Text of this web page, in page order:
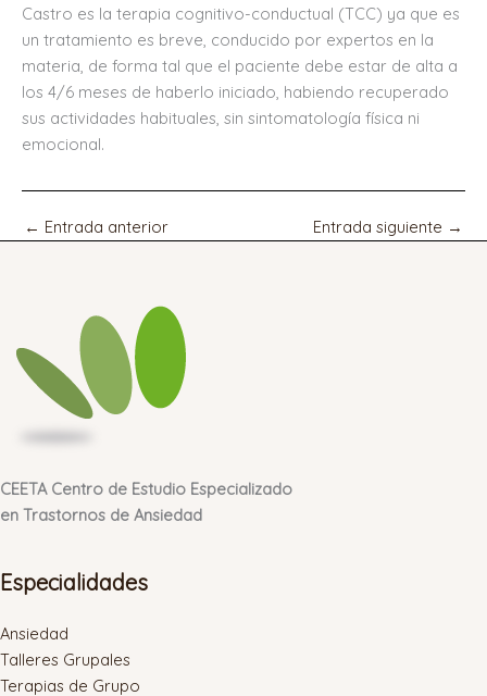
Castro es la terapia cognitivo-conductual (TCC) ya que es
un tratamiento es breve, conducido por expertos en la
materia, de forma tal que el paciente debe estar de alta a
los 4/6 meses de haberlo iniciado, habiendo recuperado
sus actividades habituales, sin sintomatología física ni
emocional.
← Entrada anterior Entrada siguiente →
CEETA Centro de Estudio Especializado
en Trastornos de Ansiedad
Especialidades
Ansiedad
Talleres Grupales
Terapias de Grupo